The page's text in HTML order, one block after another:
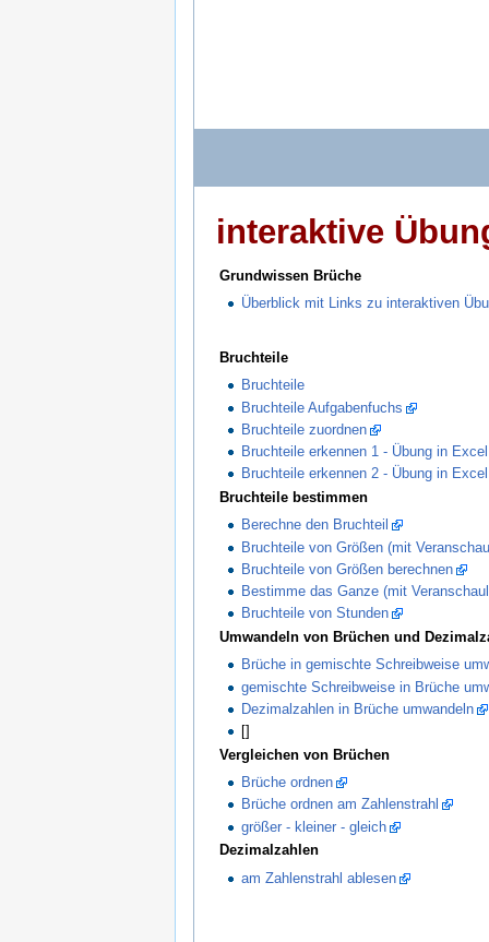
interaktive
Grundwissen Brüche
Überblick mit Links zu interaktiven
Bruchteile
Bruchteile
Bruchteile Aufgabenfuchs
Bruchteile zuordnen
Bruchteile erkennen 1 - Übung in Excel
Bruchteile erkennen 2 - Übung in Excel
Bruchteile bestimmen
Berechne den Bruchteil
Bruchteile von Größen (mit
Bruchteile von Größen berechnen
Bestimme das Ganze (mit
Bruchteile von Stunden
Umwandeln von Brüchen und
Brüche in gemischte Schreibweise
gemischte Schreibweise in Brüche
Dezimalzahlen in Brüche umwandeln
[]
Vergleichen von Brüchen
Brüche ordnen
Brüche ordnen am Zahlenstrahl
größer - kleiner - gleich
Dezimalzahlen
am Zahlenstrahl ablesen